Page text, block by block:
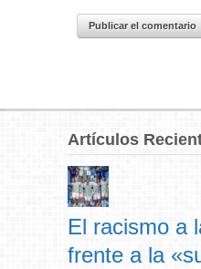
Artículos
El racismo a
frente a la